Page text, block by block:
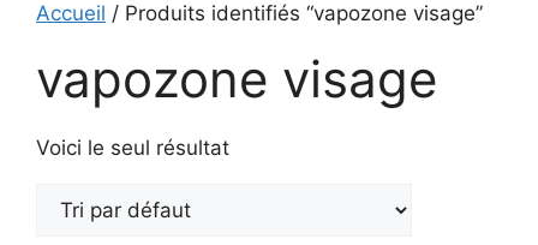
Accueil / Produits identifiés “vapozone visage”
vapozone visage
Voici le seul résultat